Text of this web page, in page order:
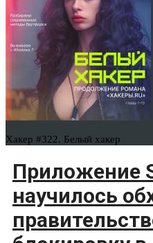
Хакер #322. Белый хакер
Приложение
научилось